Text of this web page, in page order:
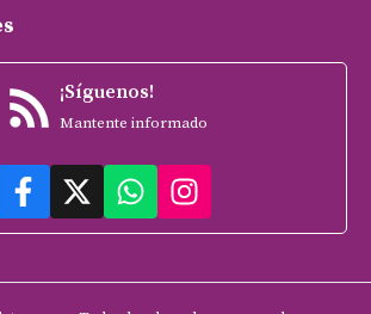
¡Síguenos!
Mantente informado